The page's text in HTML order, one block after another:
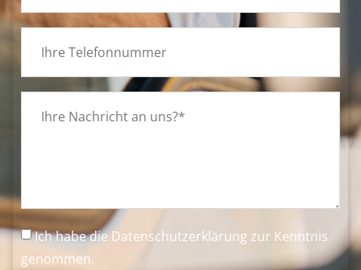
Ich habe dieDatenschutzerklärung zur Kenntnis
genommen.